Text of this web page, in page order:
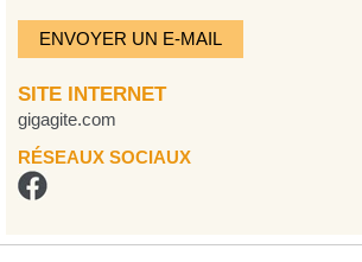
ENVOYER UN E-MAIL
SITE INTERNET
gigagite.com
RÉSEAUX SOCIAUX